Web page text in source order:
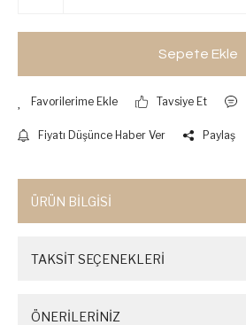
Sepete Ekle
Tavsiye Et
Fiyatı Düşünce Haber Ver Paylaş
ÜRÜN BİLGİSİ
TAKSİT SEÇENEKLERİ
ÖNERİLERİNİZ